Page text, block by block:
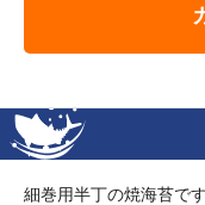
細巻用半丁の焼海苔で